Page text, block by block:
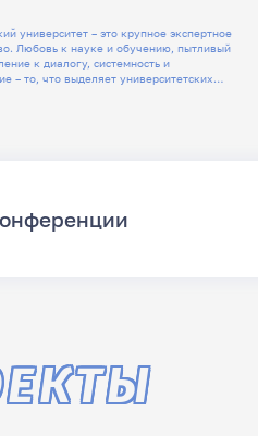
университет – это крупное экспертное
Любовь к науке и обучению, пытливый
– то, что выделяет университетских